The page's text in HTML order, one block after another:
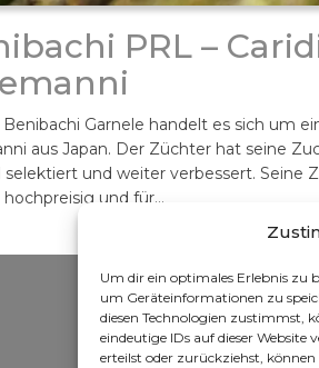
Um dir ein optimales Erlebnis zu
um Geräteinformationen zu
diesen Technologien zustimmst,
eindeutige IDs auf dieser
erteilst oder zurückziehst,
PRL –
Benibachi Garnele handelt es sich um
aus Japan. Der Züchter hat seine
selektiert und weiter verbessert. Seine
und für…